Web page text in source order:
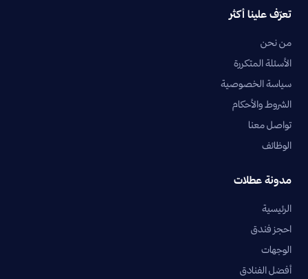
تعرّف علينا أكثر
من نحن
الأسئلة المتكررة
سياسة الخصوصية
الشروط والأحكام
تواصل معنا
الوظائف
مدونة عطلات
الرئيسية
احجز فندق
الوجهات
أفضل الفنادق